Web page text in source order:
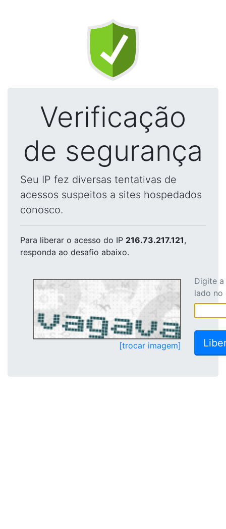
Verificação
de segurança
Seu IP fez diversas tentativas de
acessos suspeitos a sites hospedados
conosco.
Para liberar o acesso do IP 216.73.217.121,
responda ao desafio abaixo.
[trocar imagem]
Digite
lado no